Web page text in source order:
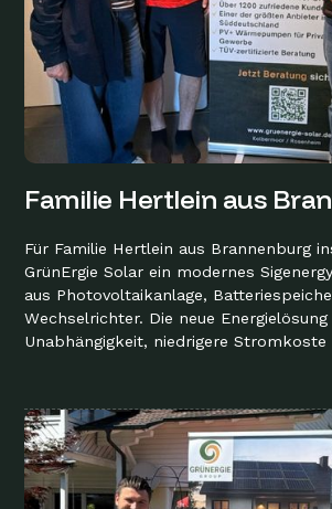
Familie Hertlein aus
Für Familie Hertlein aus Brannenburg
GrünErgie Solar ein modernes
aus Photovoltaikanlage,
Wechselrichter. Die neue
Unabhängigkeit, niedrigere Stromkoste